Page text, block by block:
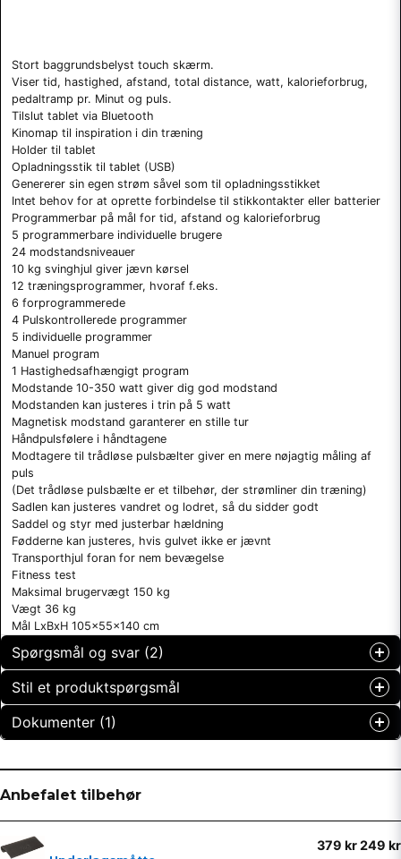
Stort baggrundsbelyst touch skærm.
Viser tid, hastighed, afstand, total distance, watt, kalorieforbrug,
pedaltramp pr. Minut og puls.
Tilslut tablet via Bluetooth
Kinomap til inspiration i din træning
Holder til tablet
Opladningsstik til tablet (USB)
Genererer sin egen strøm såvel som til opladningsstikket
Intet behov for at oprette forbindelse til stikkontakter eller batterier
Programmerbar på mål for tid, afstand og kalorieforbrug
5 programmerbare individuelle brugere
24 modstandsniveauer
10 kg svinghjul giver jævn kørsel
12 træningsprogrammer, hvoraf f.eks.
6 forprogrammerede
4 Pulskontrollerede programmer
5 individuelle programmer
Manuel program
1 Hastighedsafhængigt program
Modstande 10-350 watt giver dig god modstand
Modstanden kan justeres i trin på 5 watt
Magnetisk modstand garanterer en stille tur
Håndpulsfølere i håndtagene
Modtagere til trådløse pulsbælter giver en mere nøjagtig måling af
puls
(Det trådløse pulsbælte er et tilbehør, der strømliner din træning)
Sadlen kan justeres vandret og lodret, så du sidder godt
Saddel og styr med justerbar hældning
Fødderne kan justeres, hvis gulvet ikke er jævnt
Transporthjul foran for nem bevægelse
Fitness test
Maksimal brugervægt 150 kg
Vægt 36 kg
Mål LxBxH 105x55x140 cm
Spørgsmål og svar (2)
Mathias Nilsson spurgt
Denna motionscykel verkar fin ocks den har ju mer
Ja. Det är även en fördel att den gör sin egen ström. Inga
batteri eller sladd till väggen.
Stil et produktspørgsmål
question
Spørg os om noget om dette produkt...
name
Dokumenter (1)
Hämta
Anbefalet tilbehør
379 kr249 kr